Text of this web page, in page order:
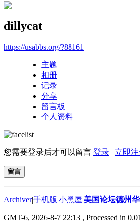
dillycat
https://usabbs.org/?88161
主题
相册
记录
分享
留言板
个人资料
您需要登录后才可以留言 登录 | 立即
留言
Archiver|手机版|小黑屋|美国论坛德州
GMT-6, 2026-8-7 22:13 , Processed in